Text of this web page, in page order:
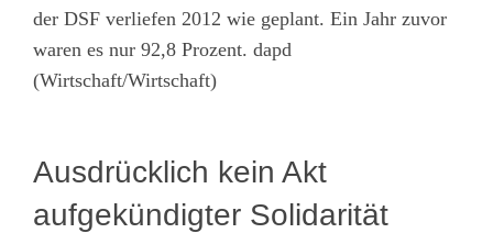
der DSF verliefen 2012 wie geplant. Ein Jahr zuvor
waren es nur 92,8 Prozent. dapd
(Wirtschaft/Wirtschaft)
Ausdrücklich kein Akt
aufgekündigter Solidarität